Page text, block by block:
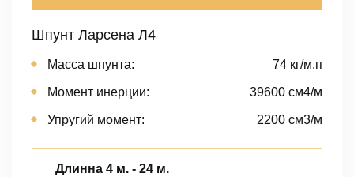
Шпунт Ларсена Л4
Масса шпунта: 74 кг/м.п
Момент инерции: 39600 cм4/м
Упругий момент: 2200 cм3/м
Длинна 4 м. - 24 м.